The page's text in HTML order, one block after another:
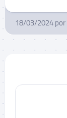
18/03/2024 por